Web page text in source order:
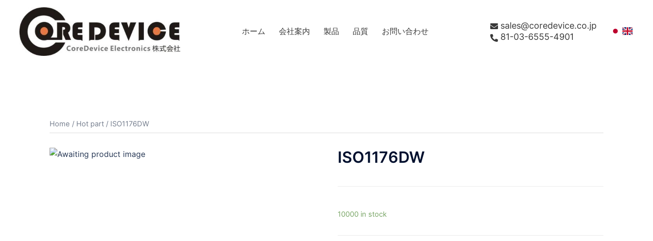
ホーム 会社案内 製品 品質 お問い合わせ
sales@coredevice.co.jp
81-03-6555-4901
Home / Hot part / ISO1176DW
ISO1176DW
10000 in stock